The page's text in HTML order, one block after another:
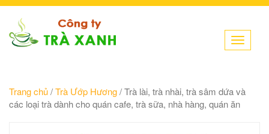
Toggle
Trang chủ/Trà Ướp Hương/ Trà lài, trà nhài, trà sâm dứa và
các loại trà dành cho quán cafe, trà sữa, nhà hàng, quán ăn